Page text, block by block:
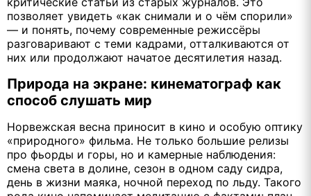
позволяет увидеть «как снимали и о чём спорили»
— и понять, почему современные режиссёры
разговаривают с теми кадрами, отталкиваются от
них или продолжают начатое десятилетия назад.
Природа на экране: кинематограф как
способ слушать мир
Норвежская весна приносит в кино и особую оптику
«природного» фильма. Не только большие релизы
про фьорды и горы, но и камерные наблюдения:
смена света в долине, сезон в одном саду сидра,
день в жизни маяка, ночной переход по льду. Такого